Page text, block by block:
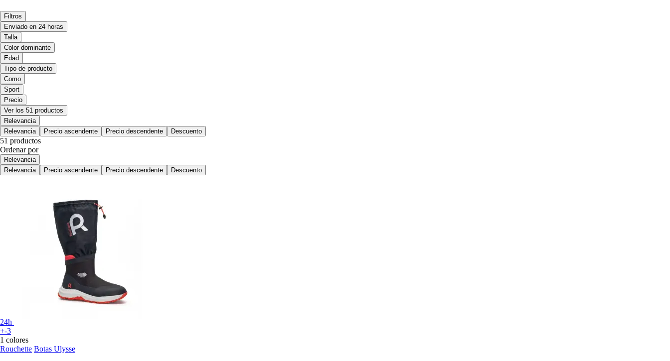
Filtros
Enviado en 24 horas
Talla
Color dominante
Edad
Tipo de producto
Como
Sport
Precio
Ver los 51 productos
Relevancia
Relevancia
Precio ascendente Precio descendente Descuento
51 productos
Ordenar por
Relevancia
Relevancia
Precio ascendente Precio descendente Descuento
24h
+-3
1 colores
Rouchette Botas Ulysse